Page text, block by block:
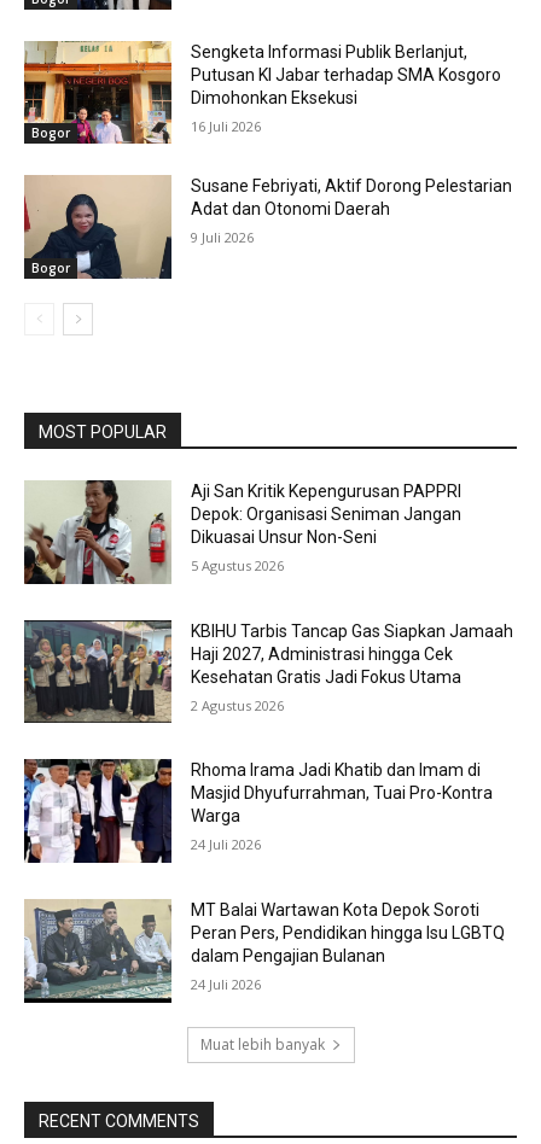
Bogor
Sengketa Informasi Publik Berlanjut,
Putusan KI Jabar terhadap SMA Kosgoro
Dimohonkan Eksekusi
16 Juli 2026
Bogor
Susane Febriyati, Aktif Dorong Pelestarian
Adat dan Otonomi Daerah
9 Juli 2026
MOST POPULAR
Aji San Kritik Kepengurusan PAPPRI
Depok: Organisasi Seniman Jangan
Dikuasai Unsur Non-Seni
5 Agustus 2026
KBIHU Tarbis Tancap Gas Siapkan Jamaah
Haji 2027, Administrasi hingga Cek
Kesehatan Gratis Jadi Fokus Utama
2 Agustus 2026
Rhoma Irama Jadi Khatib dan Imam di
Masjid Dhyufurrahman, Tuai Pro-Kontra
Warga
24 Juli 2026
MT Balai Wartawan Kota Depok Soroti
Peran Pers, Pendidikan hingga Isu LGBTQ
dalam Pengajian Bulanan
24 Juli 2026
Muat lebih banyak
RECENT COMMENTS